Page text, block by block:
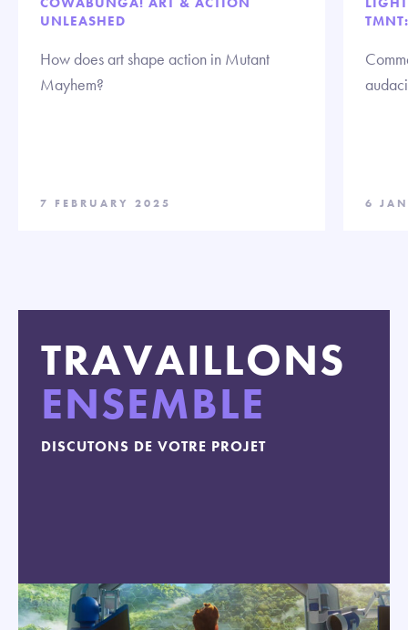
UNLEASHED
How does art shape action in Mutant
Mayhem?
7 FEBRUARY 2025 6
TRAVAILLONS
ENSEMBLE
DISCUTONS DE VOTRE PROJET